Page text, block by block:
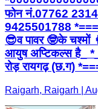
फोन नं.07762
9425501788
😎व पावर 🤓के चश्मों
आयुष अप्टिकल्स है_
रोड़ रायगढ़ (छ.ग)
Raigarh, Raigarh |